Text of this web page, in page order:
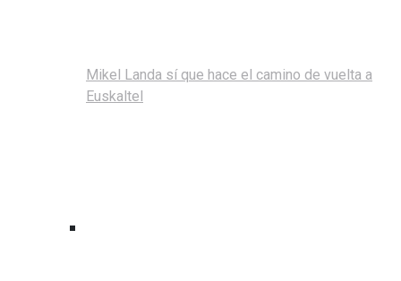
Mikel Landa sí que hace el camino de vuelta a
Euskaltel